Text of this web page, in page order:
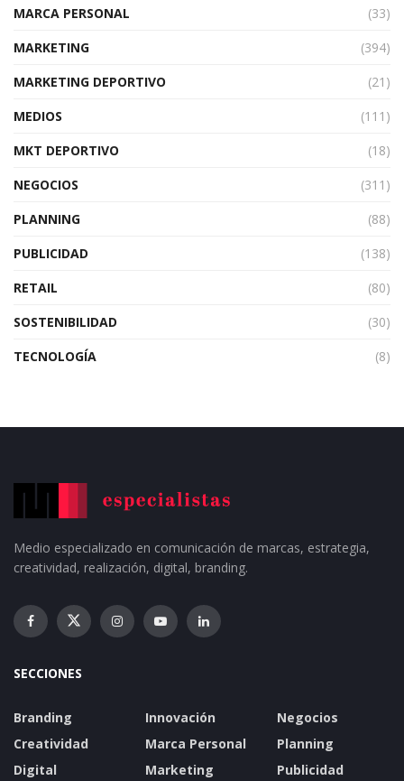
MARCA PERSONAL
(33)
MARKETING
(394)
MARKETING DEPORTIVO
(21)
MEDIOS
(111)
MKT DEPORTIVO
(18)
NEGOCIOS
(311)
PLANNING
(88)
PUBLICIDAD
(138)
RETAIL
(80)
SOSTENIBILIDAD
(30)
TECNOLOGÍA
(8)
Medio especializado en comunicación de marcas, estrategia,
creatividad, realización, digital, branding.
SECCIONES
Branding
Creatividad
Digital
Innovación
Marca Personal
Marketing
Negocios
Planning
Publicidad